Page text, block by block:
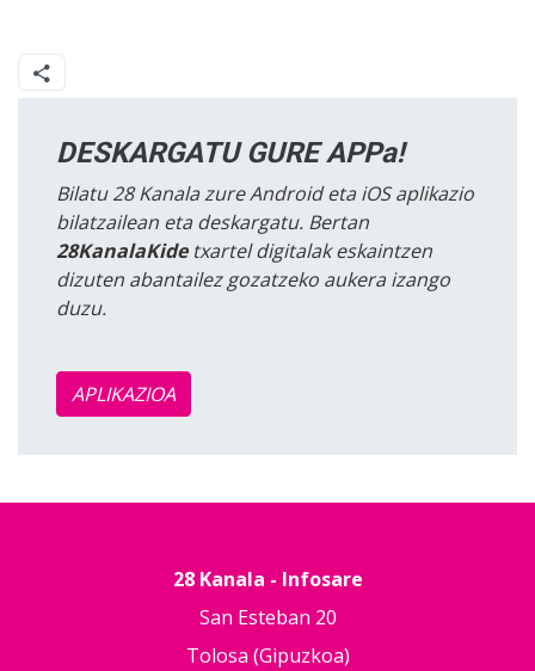
DESKARGATU GURE APPa!
Bilatu 28 Kanala zure Android eta iOS aplikazio
bilatzailean eta deskargatu. Bertan
28KanalaKidetxartel digitalak eskaintzen
dizuten abantailez gozatzeko aukera izango
duzu.
APLIKAZIOA
28 Kanala - Infosare
San Esteban 20
Tolosa (Gipuzkoa)